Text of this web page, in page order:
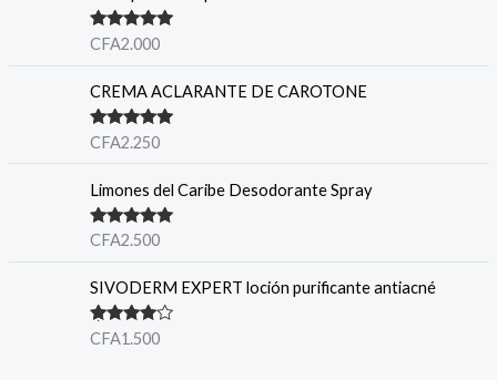
Valorado en
CFA2.000
CREMA ACLARANTE DE CAROTONE
Valorado en
CFA2.250
Limones del Caribe Desodorante Spray
Valorado en
CFA2.500
SIVODERM EXPERT loción purificante antiacné
Valorado
CFA1.500